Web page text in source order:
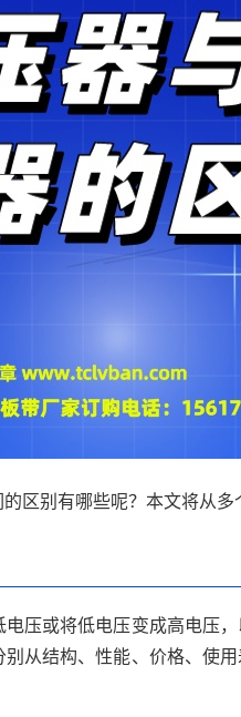
区别有哪些呢？本文将从多
压或将低电压变成高电压
从结构、性能、价格、使